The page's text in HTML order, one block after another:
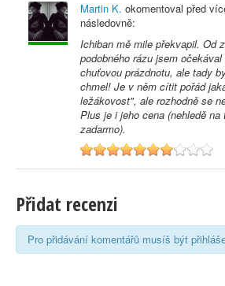
Martin K. okomentoval před
následovně:
Ichiban mě mile překvapil. Od
podobného rázu jsem
chuťovou prázdnotu, ale tady
chmel! Je v něm cítit pořád
ležákovost", ale rozhodně se
Plus je i jeho cena (nehledě
zadarmo).
7
Přidat recenzi
Pro přidávání komentářů musíš být